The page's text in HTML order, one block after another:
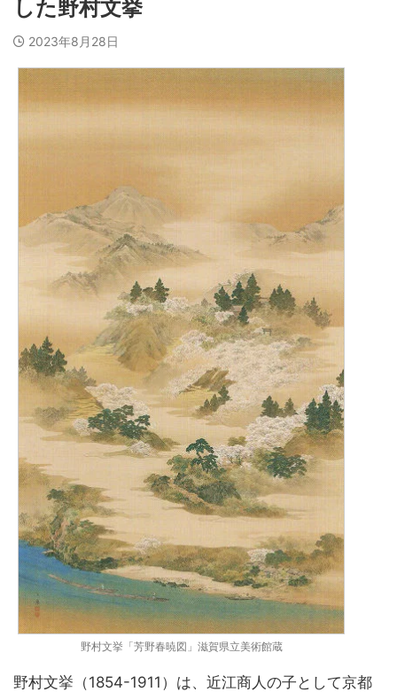
した野村文挙
2023年8月28日
野村文挙「芳野春暁図」滋賀県立美術館蔵
野村文挙（1854-1911）は、近江商人の子として京都